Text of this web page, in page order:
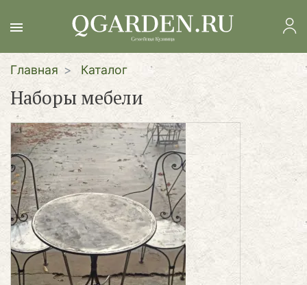
к
Главная Каталог
Наборы мебели